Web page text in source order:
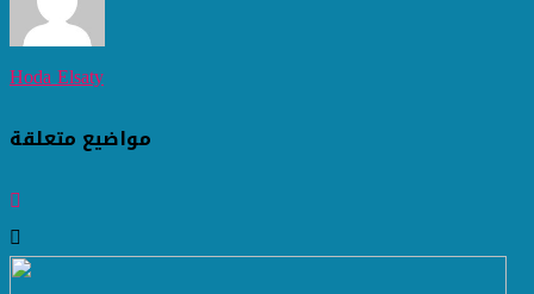
Hoda Elsaty
مواضيع متعلقة